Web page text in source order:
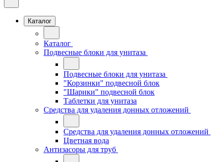
Каталог
Каталог
Подвесные блоки для унитаза
Подвесные блоки для унитаза
"Корзинки" подвесной блок
"Шарики" подвесной блок
Таблетки для унитаза
Средства для удаления донных отложений
Средства для удаления донных отложений
Цветная вода
Антизасоры для труб